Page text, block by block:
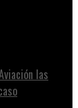
las